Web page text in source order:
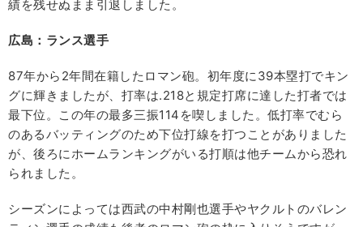
績を残せぬまま引退しました。
広島：ランス選手
87年から2年間在籍したロマン砲。初年度に39本塁打でキン
グに輝きましたが、打率は.218と規定打席に達した打者では
最下位。この年の最多三振114を喫しました。低打率でむら
のあるバッティングのため下位打線を打つことがありました
が、後ろにホームランキングがいる打順は他チームから恐れ
られました。
シーズンによっては西武の中村剛也選手やヤクルトのバレン